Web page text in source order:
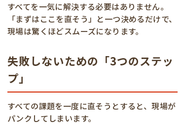
すべてを一気に解決する必要はありません。
「まずはここを直そう」と一つ決めるだけで、
現場は驚くほどスムーズになります。
失敗しないための「3つのステッ
プ」
すべての課題を一度に直そうとすると、現場が
パンクしてしまいます。